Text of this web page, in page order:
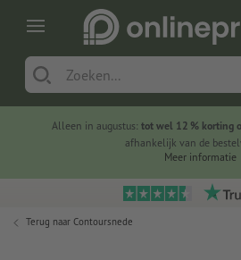
Alleen in augustus: tot wel 12 % korting
afhankelijk van de
Meer informatie
Terug naar Contoursnede